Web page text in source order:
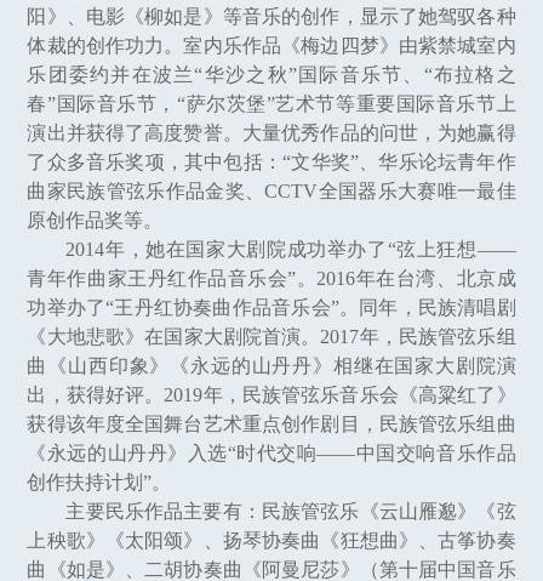
阳》、电影《柳如是》等音乐的创作，显示了她驾驭各种
体裁的创作功力。室内乐作品《梅边四梦》由紫禁城室内
乐团委约并在波兰“华沙之秋”国际音乐节、“布拉格之
春”国际音乐节，“萨尔茨堡”艺术节等重要国际音乐节上
演出并获得了高度赞誉。大量优秀作品的问世，为她赢得
了众多音乐奖项，其中包括：“文华奖”、华乐论坛青年作
曲家民族管弦乐作品金奖、CCTV全国器乐大赛唯一最佳
原创作品奖等。
2014年，她在国家大剧院成功举办了“弦上狂想——
青年作曲家王丹红作品音乐会”。2016年在台湾、北京成
功举办了“王丹红协奏曲作品音乐会”。同年，民族清唱剧
《大地悲歌》在国家大剧院首演。2017年，民族管弦乐组
曲《山西印象》《永远的山丹丹》相继在国家大剧院演
出，获得好评。2019年，民族管弦乐音乐会《高粱红了》
获得该年度全国舞台艺术重点创作剧目，民族管弦乐组曲
《永远的山丹丹》入选“时代交响——中国交响音乐作品
创作扶持计划”。
主要民乐作品主要有：民族管弦乐《云山雁邈》《弦
上秧歌》《太阳颂》、扬琴协奏曲《狂想曲》、古筝协奏
曲《如是》、二胡协奏曲《阿曼尼莎》（第十届中国音乐